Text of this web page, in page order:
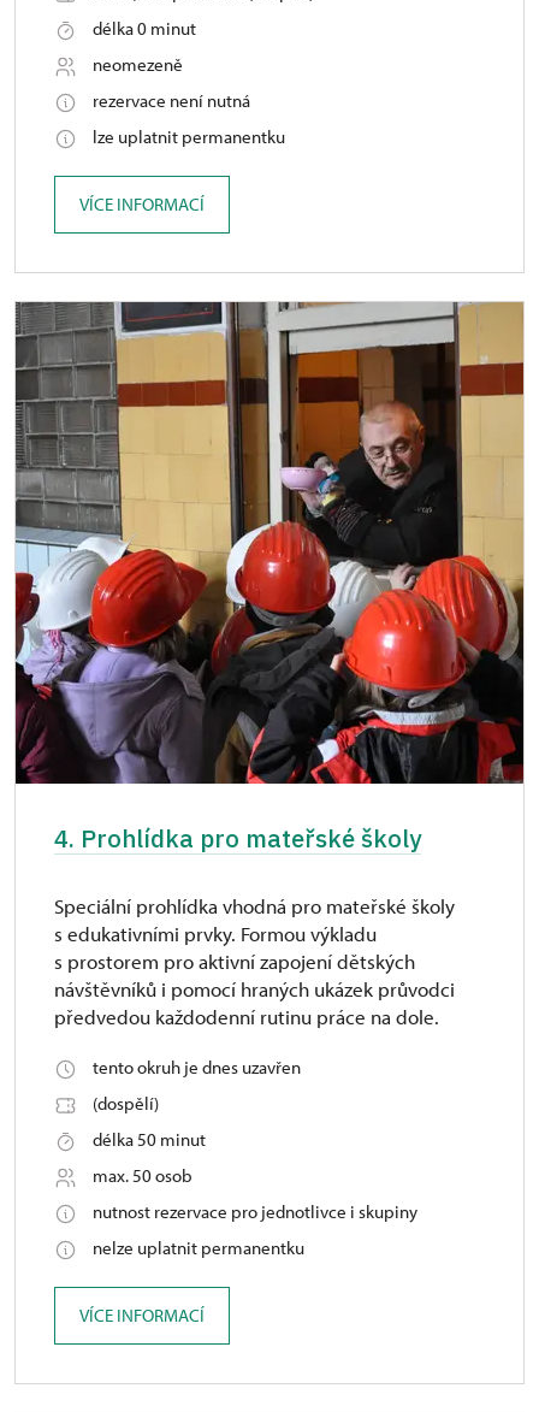
délka 0 minut
neomezeně
rezervace není nutná
lze uplatnit permanentku
VÍCE INFORMACÍ
4. Prohlídka pro mateřské školy
Speciální prohlídka vhodná pro mateřské školy
s edukativními prvky. Formou výkladu
s prostorem pro aktivní zapojení dětských
návštěvníků i pomocí hraných ukázek průvodci
předvedou každodenní rutinu práce na dole.
tento okruh je dnes uzavřen
(dospělí)
délka 50 minut
max. 50 osob
nutnost rezervace pro jednotlivce i skupiny
nelze uplatnit permanentku
VÍCE INFORMACÍ